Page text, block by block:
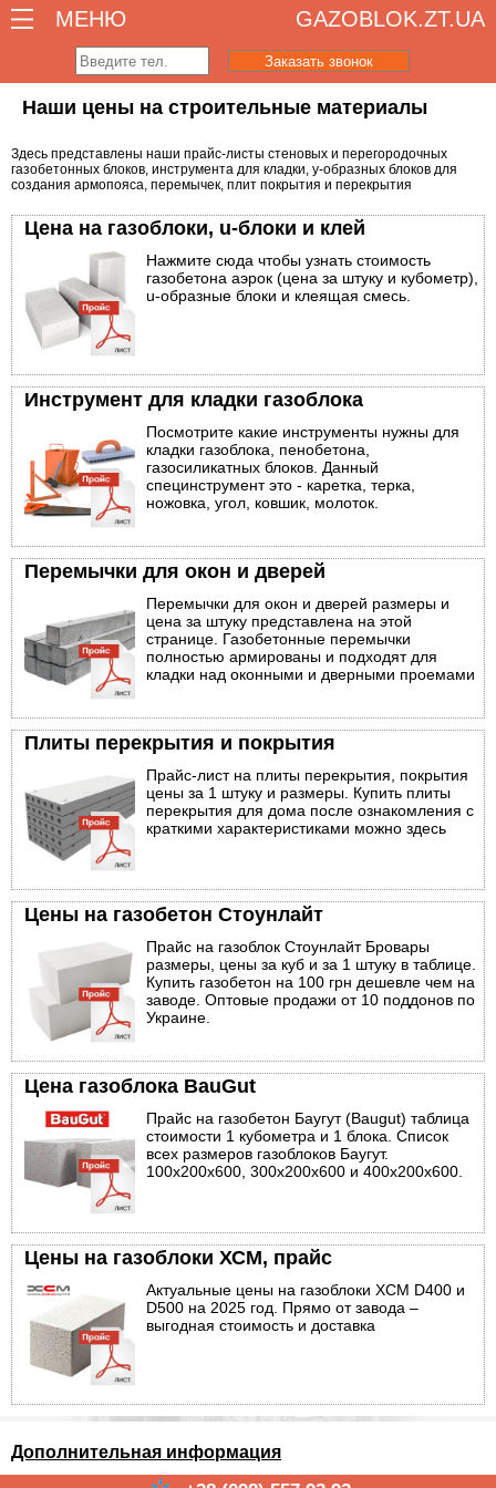
МЕНЮ GAZOBLOK.ZT.UA
Заказать звонок
Наши цены на строительные материалы
Здесь представлены наши прайс-листы стеновых и перегородочных
газобетонных блоков, инструмента для кладки, у-образных блоков для
создания армопояса, перемычек, плит покрытия и перекрытия
Цена на газоблоки, u-блоки и клей
Нажмите сюда чтобы узнать стоимость
газобетона аэрок (цена за штуку и кубометр),
u-образные блоки и клеящая смесь.
Инструмент для кладки газоблока
Посмотрите какие инструменты нужны для
кладки газоблока, пенобетона,
газосиликатных блоков. Данный
специнструмент это - каретка, терка,
ножовка, угол, ковшик, молоток.
Перемычки для окон и дверей
Перемычки для окон и дверей размеры и
цена за штуку представлена на этой
странице. Газобетонные перемычки
полностью армированы и подходят для
кладки над оконными и дверными проемами
Плиты перекрытия и покрытия
Прайс-лист на плиты перекрытия, покрытия
цены за 1 штуку и размеры. Купить плиты
перекрытия для дома после ознакомления с
краткими характеристиками можно здесь
Цены на газобетон Стоунлайт
Прайс на газоблок Стоунлайт Бровары
размеры, цены за куб и за 1 штуку в таблице.
Купить газобетон на 100 грн дешевле чем на
заводе. Оптовые продажи от 10 поддонов по
Украине.
Цена газоблока BauGut
Прайс на газобетон Баугут (Baugut) таблица
стоимости 1 кубометра и 1 блока. Список
всех размеров газоблоков Баугут.
100х200х600, 300х200х600 и 400х200х600.
Цены на газоблоки ХСМ, прайс
Актуальные цены на газоблоки ХСМ D400 и
D500 на 2025 год. Прямо от завода –
выгодная стоимость и доставка
Дополнительная информация